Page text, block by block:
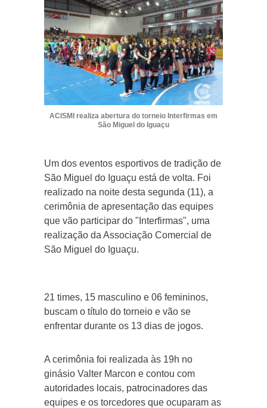
ACISMI realiza abertura do torneio Interfirmas em
São Miguel do Iguaçu
Um dos eventos esportivos de tradição de
São Miguel do Iguaçu está de volta. Foi
realizado na noite desta segunda (11), a
cerimônia de apresentação das equipes
que vão participar do "Interfirmas", uma
realização da Associação Comercial de
São Miguel do Iguaçu.
21 times, 15 masculino e 06 femininos,
buscam o título do torneio e vão se
enfrentar durante os 13 dias de jogos.
A cerimônia foi realizada às 19h no
ginásio Valter Marcon e contou com
autoridades locais, patrocinadores das
equipes e os torcedores que ocuparam as